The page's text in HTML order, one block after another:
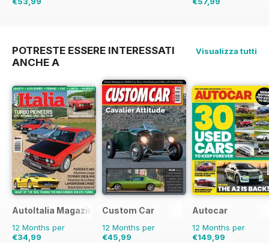
POTRESTE ESSERE INTERESSATI
ANCHE A
Visualizza tutti
AutoItalia Magazine
12 Months per
€34,99
Custom Car
12 Months per
€45,99
Autocar
12 Months per
€149,99